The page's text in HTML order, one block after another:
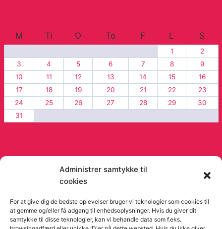
Administrer samtykke til
cookies
For at give dig de bedste oplevelser bruger vi teknologier som cookies til
at gemme og/eller få adgang til enhedsoplysninger. Hvis du giver dit
samtykke til disse teknologier, kan vi behandle data som f.eks.
M
Ti O To F L S
1
2
3
4 5 6 7 8
9
10
11 12 13 14 15
16
17
18 19 20 21 22
23
24
25 26 27 28 29
30
31